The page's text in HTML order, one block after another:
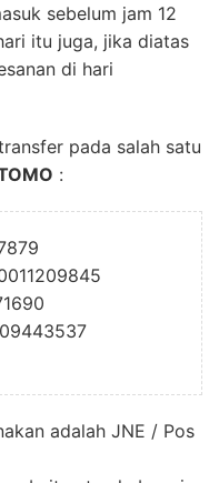
sebelum jam 12
itu juga, jika diatas
di hari
pada salah satu
:
adalah JNE / Pos